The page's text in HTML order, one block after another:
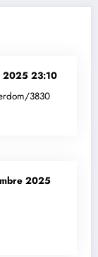
2025 23:10
3830
2025